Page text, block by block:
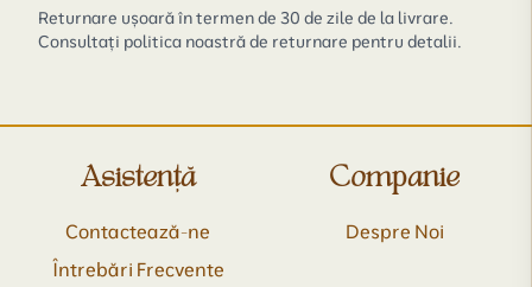
Returnare ușoară în termen de 30 de zile de la livrare.
Consultați politica noastră de returnare pentru detalii.
Asistență
Contactează-ne
Întrebări Frecvente
Companie
Despre Noi